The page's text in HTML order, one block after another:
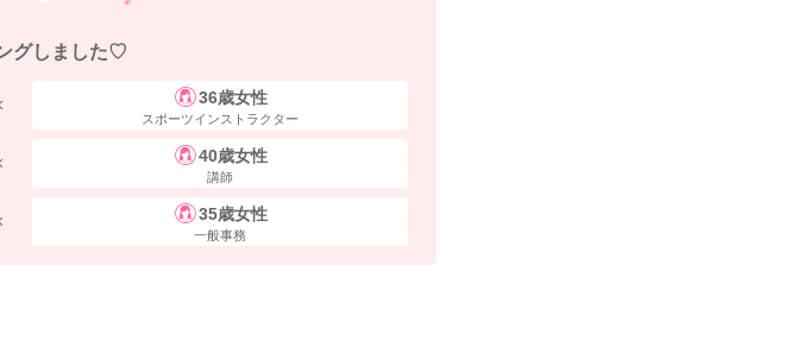
グしました♡
36歳女性
スポーツインストラクター
40歳女性
講師
35歳女性
一般事務